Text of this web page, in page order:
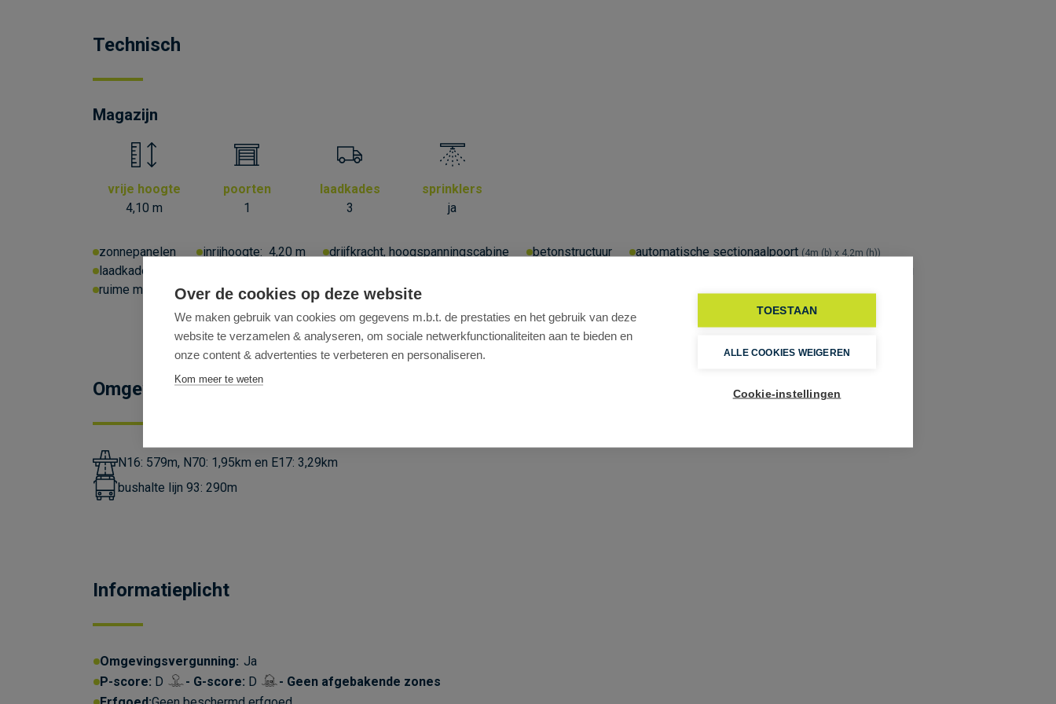
Technisch
Magazijn
vrije hoogte
4,10 m
poorten
1
laadkades
3
sprinklers
ja
zonnepanelen inrijhoogte: 4,20 m drijfkracht, hoogspanningscabine betonstructuur automatische sectionaalpoort 4m (b) x 4,2m (h)
laadkade
ruime manoeuvreerruimte voor vrachtwagens
techniek kva:
Omgeving
N16: 579m, N70: 1,95km en E17: 3,29km
bushalte lijn 93: 290m
Informatieplicht
Omgevingsvergunning: Ja
P-score: D G-score: D
Geen afgebakende zones
Over de cookies op deze website
We maken gebruik van cookies om gegevens m.b.t. de prestaties en het gebruik van deze
website te verzamelen & analyseren, om sociale netwerkfunctionaliteiten aan te bieden en
onze content & advertenties te verbeteren en personaliseren.
Kom meer te weten
TOESTAAN
ALLE COOKIES WEIGEREN
Cookie-instellingen